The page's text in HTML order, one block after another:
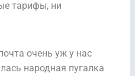
тарифы, ни
очень уж у нас
народная пугалка